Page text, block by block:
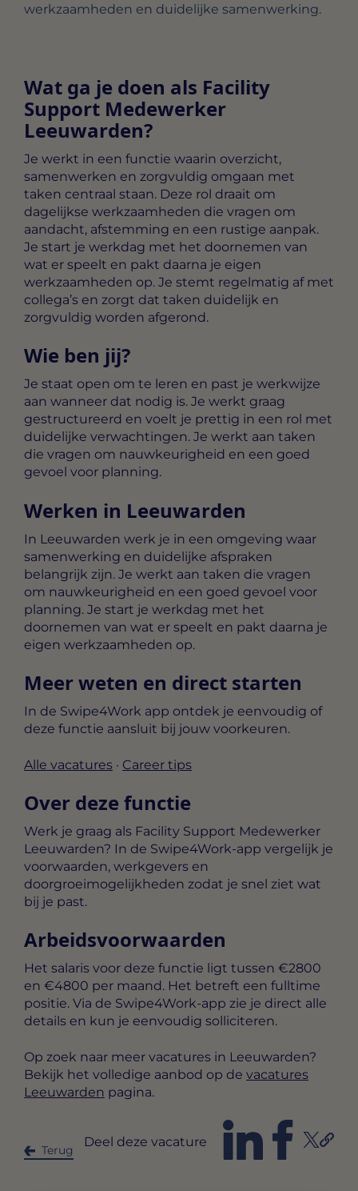
werkzaamheden en duidelijke samenwerking.
Wat ga je doen als Facility
Support Medewerker
Leeuwarden?
Je werkt in een functie waarin overzicht,
samenwerken en zorgvuldig omgaan met
taken centraal staan. Deze rol draait om
dagelijkse werkzaamheden die vragen om
aandacht, afstemming en een rustige aanpak.
Je start je werkdag met het doornemen van
wat er speelt en pakt daarna je eigen
werkzaamheden op. Je stemt regelmatig af met
collega’s en zorgt dat taken duidelijk en
zorgvuldig worden afgerond.
Wie ben jij?
Je staat open om te leren en past je werkwijze
aan wanneer dat nodig is. Je werkt graag
gestructureerd en voelt je prettig in een rol met
duidelijke verwachtingen. Je werkt aan taken
die vragen om nauwkeurigheid en een goed
gevoel voor planning.
Werken in Leeuwarden
In Leeuwarden werk je in een omgeving waar
samenwerking en duidelijke afspraken
belangrijk zijn. Je werkt aan taken die vragen
om nauwkeurigheid en een goed gevoel voor
planning. Je start je werkdag met het
doornemen van wat er speelt en pakt daarna je
eigen werkzaamheden op.
Meer weten en direct starten
In de Swipe4Work app ontdek je eenvoudig of
deze functie aansluit bij jouw voorkeuren.
Alle vacatures · Career tips
Over deze functie
Werk je graag als Facility Support Medewerker
Leeuwarden? In de Swipe4Work-app vergelijk je
voorwaarden, werkgevers en
doorgroeimogelijkheden zodat je snel ziet wat
bij je past.
Arbeidsvoorwaarden
Het salaris voor deze functie ligt tussen €2800
en €4800 per maand . Het betreft een fulltime
positie. Via de Swipe4Work-app zie je direct alle
details en kun je eenvoudig solliciteren.
Op zoek naar meer vacatures in Leeuwarden?
Bekijk het volledige aanbod op de vacatures
Leeuwarden pagina.
Terug
Deel deze vacature